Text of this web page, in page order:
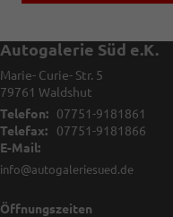
Autogalerie Süd e.K.
Marie- Curie- Str. 5
79761 Waldshut
Telefon:
07751-9181861
Telefax:
07751-9181866
E-Mail:
info@autogaleriesued.de
Öffnungszeiten